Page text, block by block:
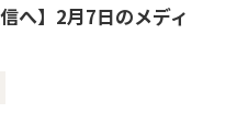
へ】2月7日のメディ